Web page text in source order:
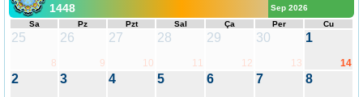
1448
Sep 2026
Sa
Pz Pzt Sal Ça Per Cu
25
8
26
9
27
10
28
11
29
12
30
13
1
14
2 3 4 5 6 7 8